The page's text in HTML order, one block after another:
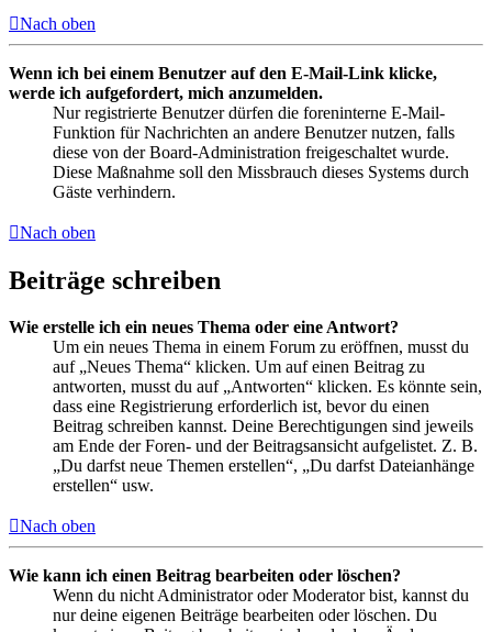
Nach oben
Wenn ich bei einem Benutzer auf den E-Mail-Link klicke,
werde ich aufgefordert, mich anzumelden.
Nur registrierte Benutzer dürfen die foreninterne E-Mail-
Funktion für Nachrichten an andere Benutzer nutzen, falls
diese von der Board-Administration freigeschaltet wurde.
Diese Maßnahme soll den Missbrauch dieses Systems durch
Gäste verhindern.
Nach oben
Beiträge schreiben
Wie erstelle ich ein neues Thema oder eine Antwort?
Um ein neues Thema in einem Forum zu eröffnen, musst du
auf „Neues Thema“ klicken. Um auf einen Beitrag zu
antworten, musst du auf „Antworten“ klicken. Es könnte sein,
dass eine Registrierung erforderlich ist, bevor du einen
Beitrag schreiben kannst. Deine Berechtigungen sind jeweils
am Ende der Foren- und der Beitragsansicht aufgelistet. Z. B.
„Du darfst neue Themen erstellen“, „Du darfst Dateianhänge
erstellen“ usw.
Nach oben
Wie kann ich einen Beitrag bearbeiten oder löschen?
Wenn du nicht Administrator oder Moderator bist, kannst du
nur deine eigenen Beiträge bearbeiten oder löschen. Du